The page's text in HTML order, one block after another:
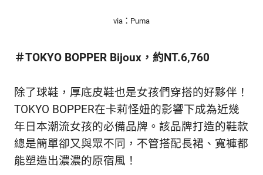
via：Puma
＃TOKYO BOPPER Bijoux，約NT.6,760
除了球鞋，厚底皮鞋也是女孩們穿搭的好夥伴！
TOKYO BOPPER在卡莉怪妞的影響下成為近幾
年日本潮流女孩的必備品牌。該品牌打造的鞋款
總是簡單卻又與眾不同，不管搭配長裙、寬褲都
能塑造出濃濃的原宿風！